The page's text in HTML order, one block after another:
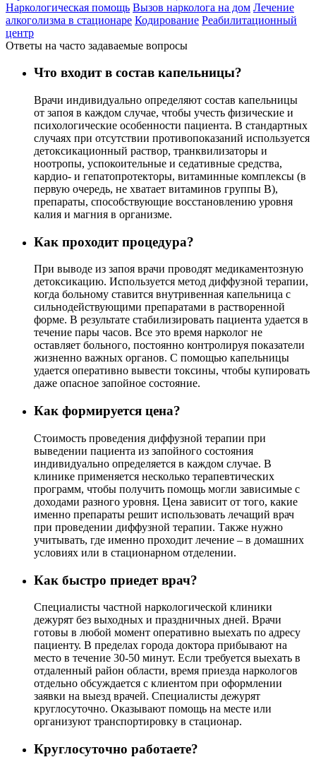
Наркологическая помощь Вызов нарколога на дом Лечение
алкоголизма в стационаре Кодирование Реабилитационный
центр
Ответы на часто задаваемые вопросы
Что входит в состав капельницы?
Врачи индивидуально определяют состав капельницы
от запоя в каждом случае, чтобы учесть физические и
психологические особенности пациента. В стандартных
случаях при отсутствии противопоказаний используется
детоксикационный раствор, транквилизаторы и
ноотропы, успокоительные и седативные средства,
кардио- и гепатопротекторы, витаминные комплексы (в
первую очередь, не хватает витаминов группы В),
препараты, способствующие восстановлению уровня
калия и магния в организме.
Как проходит процедура?
При выводе из запоя врачи проводят медикаментозную
детоксикацию. Используется метод диффузной терапии,
когда больному ставится внутривенная капельница с
сильнодействующими препаратами в растворенной
форме. В результате стабилизировать пациента удается в
течение пары часов. Все это время нарколог не
оставляет больного, постоянно контролируя показатели
жизненно важных органов. С помощью капельницы
удается оперативно вывести токсины, чтобы купировать
даже опасное запойное состояние.
Как формируется цена?
Стоимость проведения диффузной терапии при
выведении пациента из запойного состояния
индивидуально определяется в каждом случае. В
клинике применяется несколько терапевтических
программ, чтобы получить помощь могли зависимые с
доходами разного уровня. Цена зависит от того, какие
именно препараты решит использовать лечащий врач
при проведении диффузной терапии. Также нужно
учитывать, где именно проходит лечение – в домашних
условиях или в стационарном отделении.
Как быстро приедет врач?
Специалисты частной наркологической клиники
дежурят без выходных и праздничных дней. Врачи
готовы в любой момент оперативно выехать по адресу
пациенту. В пределах города доктора прибывают на
место в течение 30-50 минут. Если требуется выехать в
отдаленный район области, время приезда наркологов
отдельно обсуждается с клиентом при оформлении
заявки на выезд врачей. Специалисты дежурят
круглосуточно. Оказывают помощь на месте или
организуют транспортировку в стационар.
Круглосуточно работаете?